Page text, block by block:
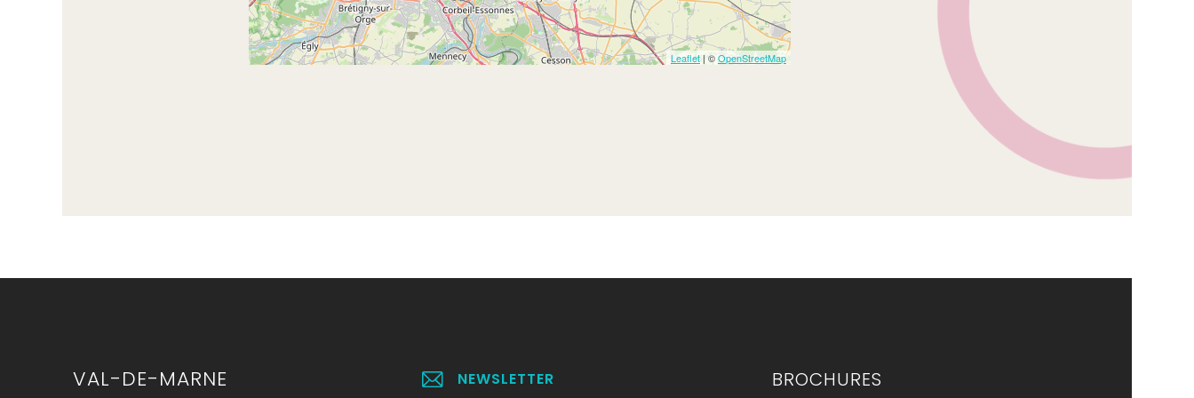
Leaflet | ©OpenStreetMap
VAL-DE-MARNE NEWSLETTER BROCHURES